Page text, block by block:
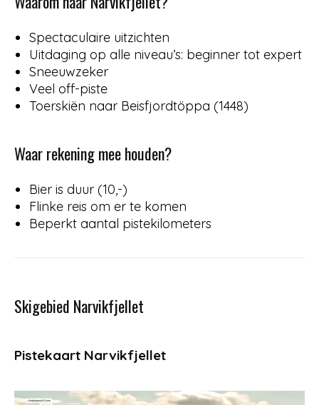
Waarom naar Narvikfjellet?
Spectaculaire uitzichten
Uitdaging op alle niveau’s: beginner tot expert
Sneeuwzeker
Veel off-piste
Toerskiën naar Beisfjordtöppa (1448)
Waar rekening mee houden?
Bier is duur (10,-)
Flinke reis om er te komen
Beperkt aantal pistekilometers
Skigebied Narvikfjellet
Pistekaart Narvikfjellet